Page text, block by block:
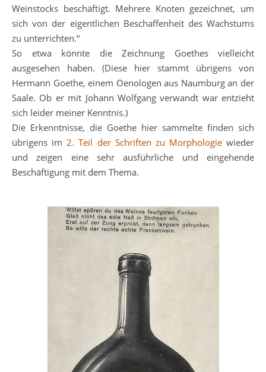
Weinstocks beschäftigt. Mehrere Knoten gezeichnet, um
sich von der eigentlichen Beschaffenheit des Wachstums
zu unterrichten.“
So etwa könnte die Zeichnung Goethes vielleicht
ausgesehen haben. (Diese hier stammt übrigens von
Hermann Goethe, einem Oenologen aus Naumburg an der
Saale. Ob er mit Johann Wolfgang verwandt war entzieht
sich leider meiner Kenntnis.)
Die Erkenntnisse, die Goethe hier sammelte finden sich
übrigens im2. Teil der Schriften zu Morphologiewieder
und zeigen eine sehr ausführliche und eingehende
Beschäftigung mit dem Thema.